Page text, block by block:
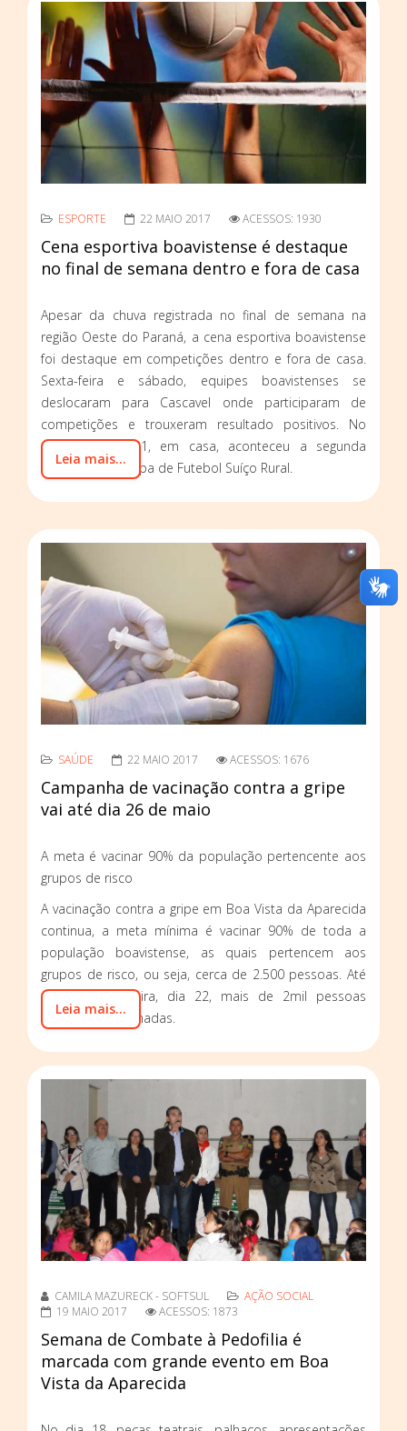
ESPORTE 22 MAIO 2017 ACESSOS: 1930
Cena esportiva boavistense é destaque
no final de semana dentro e fora de casa
Apesar da chuva registrada no final de semana na
região Oeste do Paraná, a cena esportiva boavistense
foi destaque em competições dentro e fora de casa.
Sexta-feira e sábado, equipes boavistenses se
deslocaram para Cascavel onde participaram de
competições e trouxeram resultado positivos. No
domingo, dia 21, em casa, aconteceu a segunda
rodada da 5ª Copa de Futebol Suíço Rural.
Leia mais...
SAÚDE 22 MAIO 2017 ACESSOS: 1676
Campanha de vacinação contra a gripe
vai até dia 26 de maio
A meta é vacinar 90% da população pertencente aos
grupos de risco
A vacinação contra a gripe em Boa Vista da Aparecida
continua, a meta mínima é vacinar 90% de toda a
população boavistense, as quais pertencem aos
grupos de risco, ou seja, cerca de 2.500 pessoas. Até
esta segunda-feira, dia 22, mais de 2mil pessoas
tinham sido vacinadas.
Leia mais...
CAMILA MAZURECK - SOFTSUL
AÇÃO SOCIAL
19 MAIO 2017
ACESSOS: 1873
Semana de Combate à Pedofilia é
marcada com grande evento em Boa
Vista da Aparecida